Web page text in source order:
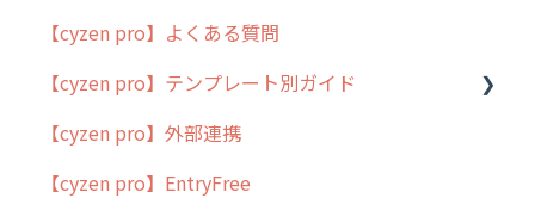
簡易マニュアル
cyzen proの位置情報取得について
用語集
よくある質問
【cyzen pro】よくある質問
【cyzen pro】テンプレート別ガイド
ポスティング
ラウンダー
【cyzen pro】外部連携
【cyzen pro】EntryFree